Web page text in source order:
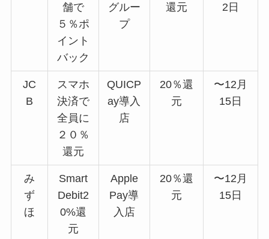
舗で
５％ポ
イント
バック
グルー
プ
還元
2日
JC
B
スマホ
決済で
全員に
２０％
還元
QUICP
ay導入
店
20％還
元
〜12月
15日
み
ず
ほ
Smart
Debit2
0%還
元
Apple
Pay導
入店
20％還
元
〜12月
15日